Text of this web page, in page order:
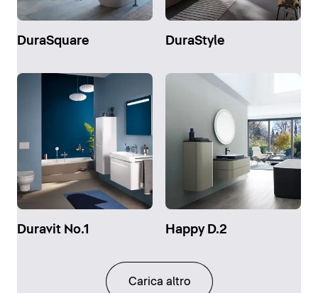
DuraSquare DuraStyle
Duravit No.1 Happy D.2
Carica altro